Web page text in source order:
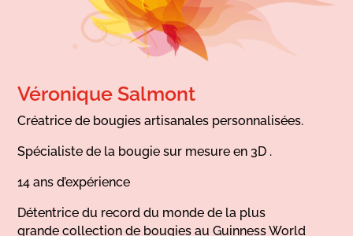
Véronique Salmont
Créatrice de bougies artisanales personnalisées.
Spécialiste de la bougie sur mesure en 3D .
14 ans d’expérience
Détentrice du record du monde de la plus
grande collection de bougies au Guinness World